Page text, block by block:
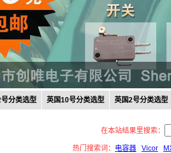
分类选型 英国10号分类选型 英国2号分类选型
在本站结果里搜索：
热门搜索词： 电容器 Vicor